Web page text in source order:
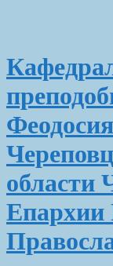
области
Епархии